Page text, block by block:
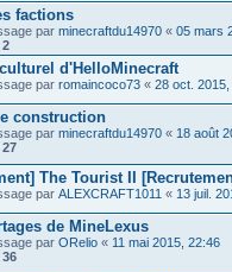
factions
par minecraftdu14970 « 05 mars
2
d'HelloMinecraft
par romaincoco73 « 28 oct. 2015,
construction
par minecraftdu14970 « 18 août
27
The Tourist II
par ALEXCRAFT1011 « 13 juil.
de MineLexus
par ORelio « 11 mai 2015, 22:46
36